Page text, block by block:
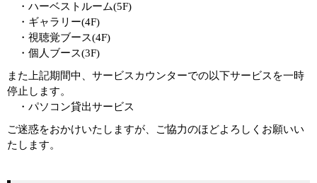
・ハーベストルーム(5F)
・ギャラリー(4F)
・視聴覚ブース(4F)
・個人ブース(3F)
また上記期間中、サービスカウンターでの以下サービスを一時
停止します。
・パソコン貸出サービス
ご迷惑をおかけいたしますが、ご協力のほどよろしくお願いい
たします。